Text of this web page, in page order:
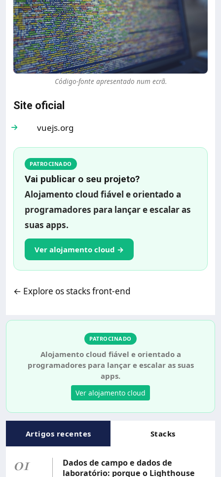
Código-fonte apresentado num ecrã.
Site oficial
vuejs.org
PATROCINADO
Vai publicar o seu projeto?
Alojamento cloud fiável e orientado a
programadores para lançar e escalar as
suas apps.
Ver alojamento cloud →
← Explore os stacks front-end
PATROCINADO
Alojamento cloud fiável e orientado a
programadores para lançar e escalar as suas
apps.
Ver alojamento cloud
Artigos recentes Stacks
01
Dados de campo e dados de
laboratório: porque o Lighthouse